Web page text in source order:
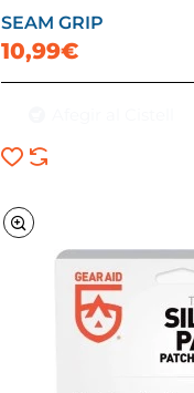
SEAM GRIP
10,99€